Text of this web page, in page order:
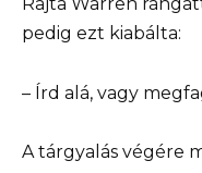
Rajta Warren
pedig ezt kiabálta:
– Írd alá, vagy
A tárgyalás végére